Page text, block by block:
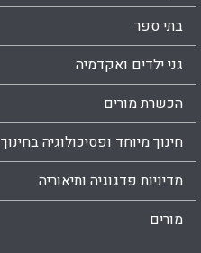
בתי ספר
גני ילדים ואקדמיה
הכשרת מורים
חינוך מיוחד ופסיכולוגיה בחינוך
מדיניות פדגוגיה ותיאוריה
מורים